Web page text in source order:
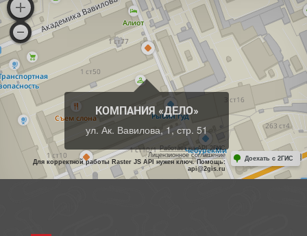
КОМПАНИЯ «ДЕЛО»
ул. Ак. Вавилова, 1, стр. 51
Работает на API 2ГИС
Лицензионное соглашение
Для корректной работы Raster JS API нужен ключ. Помощь:
api@2gis.ru
Доехать с 2ГИС